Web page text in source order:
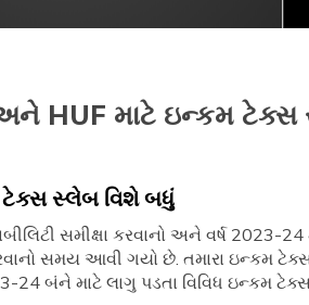
HUF માટે ઇન્કમ
ટેક્સ સ્લેબ વિશે બધું
સમીક્ષા કરવાનો અને વર્ષ 2023-24
સમય આવી ગયો છે. તમારા ઇન્કમ
24 બંને માટે લાગુ પડતા વિવિધ ઇન્કમ